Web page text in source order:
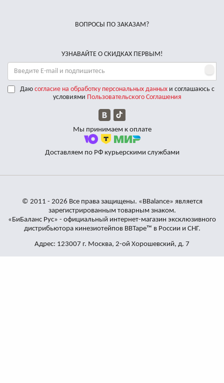
ВОПРОСЫ ПО ЗАКАЗАМ?
УЗНАВАЙТЕ О СКИДКАХ ПЕРВЫМ!
Даю согласие на обработку персональных данныхи соглашаюсь с
условиями Пользовательского Соглашения
Мы принимаем к оплате
Доставляем по РФ курьерскими службами
© 2011 - 2026 Все права защищены. «BBalance» является
зарегистрированным товарным знаком.
«БиБаланс Рус» - официальный интернет-магазин эксклюзивного
дистрибьютора кинезиотейпов BBTape™ в России и СНГ.
Адрес: 123007 г. Москва, 2-ой Хорошевский, д. 7